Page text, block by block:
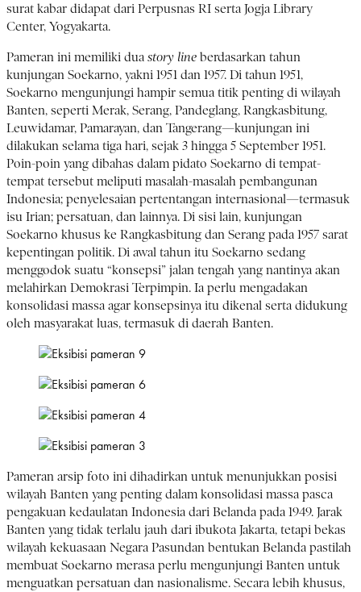
surat kabar didapat dari Perpusnas RI serta Jogja Library
Center, Yogyakarta.
Pameran ini memiliki dua story line berdasarkan tahun
kunjungan Soekarno, yakni 1951 dan 1957. Di tahun 1951,
Soekarno mengunjungi hampir semua titik penting di wilayah
Banten, seperti Merak, Serang, Pandeglang, Rangkasbitung,
Leuwidamar, Pamarayan, dan Tangerang—kunjungan ini
dilakukan selama tiga hari, sejak 3 hingga 5 September 1951.
Poin-poin yang dibahas dalam pidato Soekarno di tempat-
tempat tersebut meliputi masalah-masalah pembangunan
Indonesia; penyelesaian pertentangan internasional—termasuk
isu Irian; persatuan, dan lainnya. Di sisi lain, kunjungan
Soekarno khusus ke Rangkasbitung dan Serang pada 1957 sarat
kepentingan politik. Di awal tahun itu Soekarno sedang
menggodok suatu “konsepsi” jalan tengah yang nantinya akan
melahirkan Demokrasi Terpimpin. Ia perlu mengadakan
konsolidasi massa agar konsepsinya itu dikenal serta didukung
oleh masyarakat luas, termasuk di daerah Banten.
Pameran arsip foto ini dihadirkan untuk menunjukkan posisi
wilayah Banten yang penting dalam konsolidasi massa pasca
pengakuan kedaulatan Indonesia dari Belanda pada 1949. Jarak
Banten yang tidak terlalu jauh dari ibukota Jakarta, tetapi bekas
wilayah kekuasaan Negara Pasundan bentukan Belanda pastilah
membuat Soekarno merasa perlu mengunjungi Banten untuk
menguatkan persatuan dan nasionalisme. Secara lebih khusus,